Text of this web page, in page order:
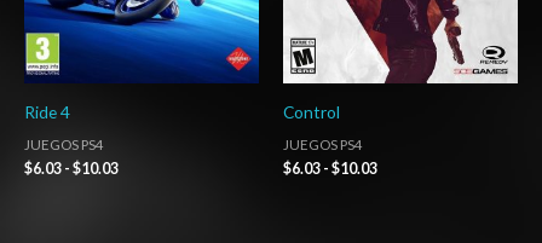
Ride 4
JUEGOS PS4
$6.03 - $10.03
Control
JUEGOS PS4
$6.03 - $10.03